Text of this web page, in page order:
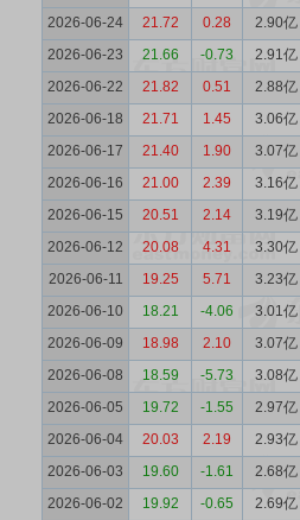
2026-06-24
21.72 0.28 2.90亿
2026-06-23
21.66 -0.73 2.91亿
2026-06-22
21.82 0.51 2.88亿
2026-06-18
21.71 1.45 3.06亿
2026-06-17
21.40 1.90 3.07亿
2026-06-16
21.00 2.39 3.16亿
2026-06-15
20.51 2.14 3.19亿
2026-06-12
20.08 4.31 3.30亿
2026-06-11
19.25 5.71 3.23亿
2026-06-10
18.21 -4.06 3.01亿
2026-06-09
18.98 2.10 3.07亿
2026-06-08
18.59 -5.73 3.08亿
2026-06-05
19.72 -1.55 2.97亿
2026-06-04
20.03 2.19 2.93亿
2026-06-03
19.60 -1.61 2.68亿
2026-06-02
19.92 -0.65 2.69亿